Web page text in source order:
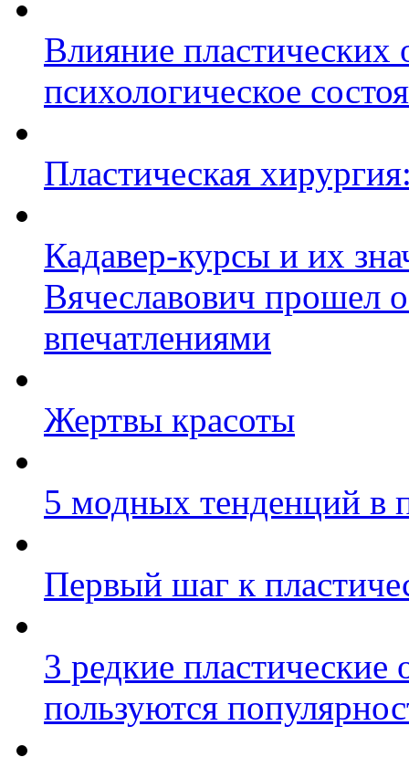
Влияние пластических
психологическое
Пластическая
Кадавер-курсы и их
Вячеславович прошел
впечатлениями
Жертвы красоты
5 модных тенденций в
Первый шаг к
3 редкие
пользуются